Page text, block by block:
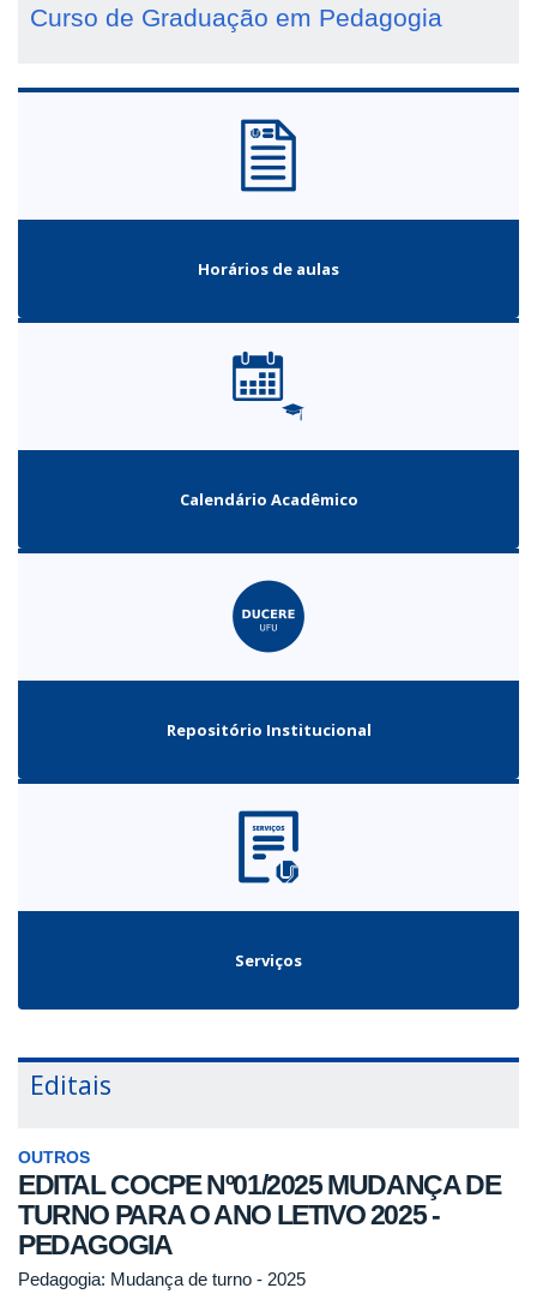
Curso de Graduação em Pedagogia
Horários de aulas
Calendário Acadêmico
Repositório Institucional
Serviços
Editais
OUTROS
EDITAL COCPE Nº01/2025 MUDANÇA DE
TURNO PARA O ANO LETIVO 2025 -
PEDAGOGIA
Pedagogia: Mudança de turno - 2025